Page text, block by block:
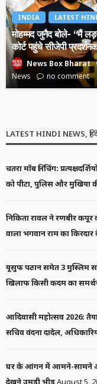
INDIA LATEST
मोहम्मद जुनैद बोले- “मैं
कोर्ट पहुंचे सीजेपी
News Box Bharat
News
no comment
LATEST HINDI NEWS,
चतरा मॉब लिंचिंग:
को पीटा, पुलिस और मुखिया
निकिता रावल ने रणबीर कपूर
वाला भगवान राम का
यूसुफ पठान समेत 3 मुस्लिम
खिलाफ किसी कदम का
आदिवासी महोत्सव 2026:
सचिव वंदना दादेल,
घर के आंगन में आमने-सामने
देखने उमड़ी भीड़August 5,